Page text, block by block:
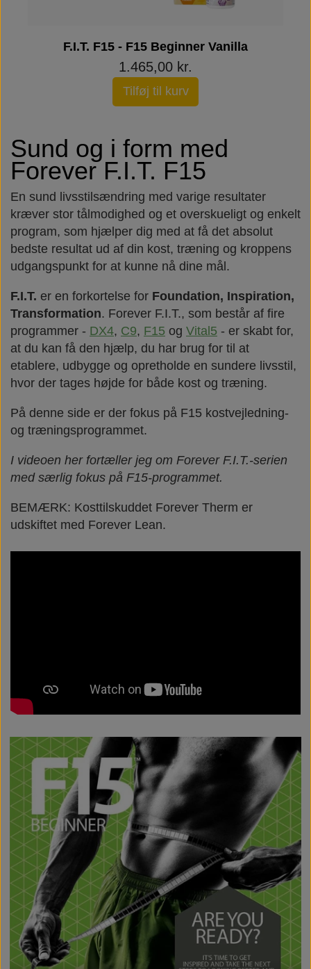
F.I.T. blog
Vegansk/vegetarisk
Solbeskyttelse
FAQ om emballage
FAQ om ingredienser
F.I.T. F15 - F15 Beginner Vanilla
1.465,00 kr.
Tilføj til kurv
Sund og i form med
Forever F.I.T. F15
En sund livsstilsændring med varige resultater
kræver stor tålmodighed og et overskueligt og enkelt
program, som hjælper dig med at få det absolut
bedste resultat ud af din kost, træning og kroppens
udgangspunkt for at kunne nå dine mål.
F.I.T. er en forkortelse for Foundation, Inspiration,
Transformation. Forever F.I.T., som består af fire
programmer - DX4, C9, F15 og Vital5 - er skabt for,
at du kan få den hjælp, du har brug for til at
etablere, udbygge og opretholde en sundere livsstil,
hvor der tages højde for både kost og træning.
På denne side er der fokus på F15 kostvejledning-
og træningsprogrammet.
I videoen her fortæller jeg om Forever F.I.T.-serien
med særlig fokus på F15-programmet.
BEMÆRK: Kosttilskuddet Forever Therm er
udskiftet med Forever Lean.